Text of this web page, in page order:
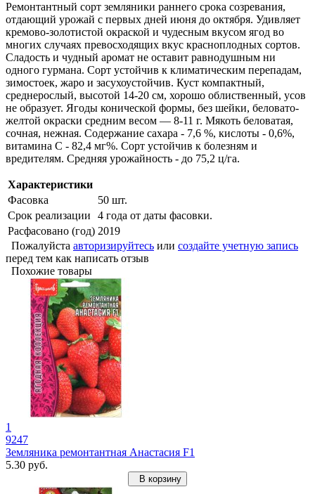
Ремонтантный сорт земляники раннего срока созревания,
отдающий урожай с первых дней июня до октября. Удивляет
кремово-золотистой окраской и чудесным вкусом ягод во
многих случаях превосходящих вкус красноплодных сортов.
Сладость и чудный аромат не оставит равнодушным ни
одного гурмана. Сорт устойчив к климатическим перепадам,
зимостоек, жаро и засухоустойчив. Куст компактный,
среднерослый, высотой 14-20 см, хорошо облиственный, усов
не образует. Ягоды конической формы, без шейки, беловато-
желтой окраски средним весом — 8-11 г. Мякоть беловатая,
сочная, нежная. Содержание сахара - 7,6 %, кислоты - 0,6%,
витамина С - 82,4 мг%. Сорт устойчив к болезням и
вредителям. Средняя урожайность - до 75,2 ц/га.
Характеристики
Фасовка
50 шт.
Срок реализации
4 года от даты фасовки.
Расфасовано (год) 2019
Пожалуйста авторизируйтесь или создайте учетную запись
перед тем как написать отзыв
Похожие товары
1
9247
Земляника ремонтантная Анастасия F1
5.30 руб.
В корзину